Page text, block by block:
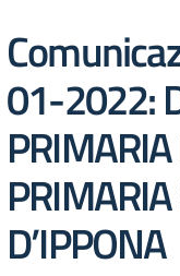
01-2022:
D’IPPONA